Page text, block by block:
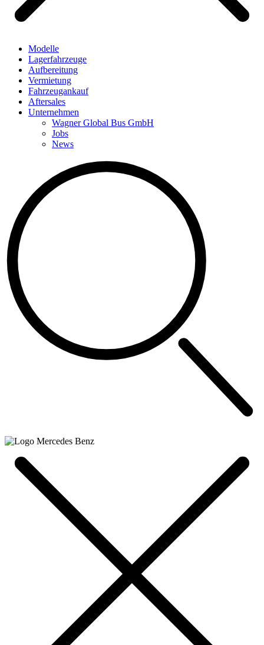
Modelle
Lagerfahrzeuge
Aufbereitung
Vermietung
Fahrzeugankauf
Aftersales
Unternehmen
Wagner Global Bus GmbH
Jobs
News